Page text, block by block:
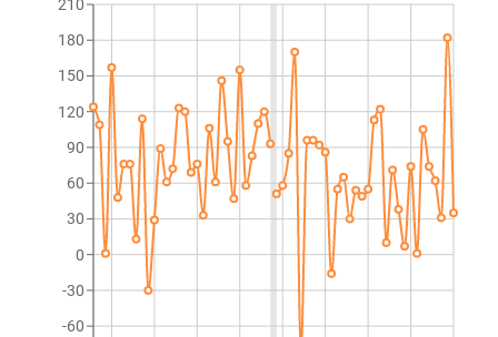
-60
-30
0
30
60
90
120
150
180
210